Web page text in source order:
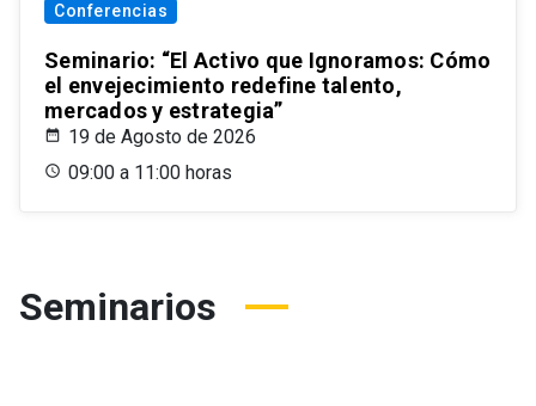
Conferencias
Seminario: “El Activo que Ignoramos: Cómo
el envejecimiento redefine talento,
mercados y estrategia”
19 de Agosto de 2026
09:00 a 11:00 horas
Seminarios